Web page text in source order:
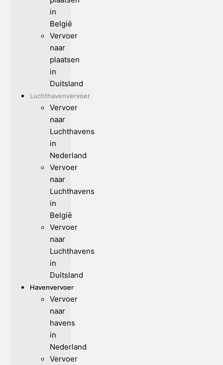
in
België
Vervoer
naar
plaatsen
in
Duitsland
Luchthavenvervoer
Vervoer
naar
Luchthavens
in
Nederland
Vervoer
naar
Luchthavens
in
België
Vervoer
naar
Luchthavens
in
Duitsland
Havenvervoer
Vervoer
naar
havens
in
Nederland
Vervoer